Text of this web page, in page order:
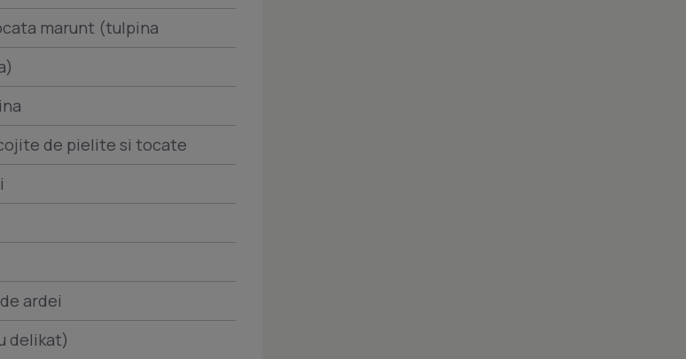
marunt (tulpina
de pielite si tocate
ardei
delikat)